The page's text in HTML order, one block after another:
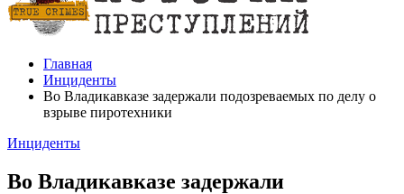
Главная
Инциденты
Во Владикавказе задержали подозреваемых по делу о
взрыве пиротехники
Инциденты
Во Владикавказе задержали